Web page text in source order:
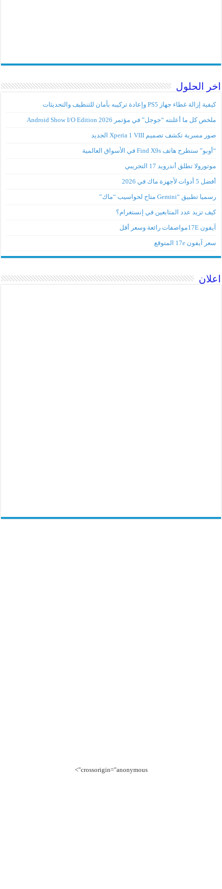
اخر الحلول
كيفية إزالة غطاء جهاز PS5 وإعادة تركيبه بأمان للتنظيف والتحديثات
ملخص كل ما أعلنته “جوجل” في مؤتمر Android Show I/O Edition 2026
صور مسربة تكشف تصميم Xperia 1 VIII الجديد
“أوبو” ستطرح هاتف Find X9s في الأسواق العالمية
موتورولا تطلق أندرويد 17 التجريبي
أفضل 5 أدوات لأجهزة ماك في 2026
رسميا تطبيق “Gemini متاح لحواسيب “ماك”
كيف تزيد عدد المتابعين في إنستغرام؟
آيفون 17Eمواصفات رائعة وسعر أقل
سعر آيفون 17e المتوقع
اعلان
crossorigin="anonymous">